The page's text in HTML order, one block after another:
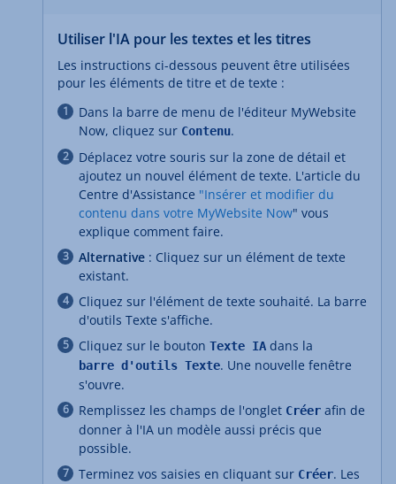
Utiliser l'IA pour les textes et les titres
Les instructions ci-dessous peuvent être utilisées
pour les éléments de titre et de texte :
Dans la barre de menu de l'éditeur MyWebsite
Now, cliquez sur Contenu.
Déplacez votre souris sur la zone de détail et
ajoutez un nouvel élément de texte. L'article du
Centre d'Assistance "Insérer et modifier du
contenu dans votre MyWebsite Now" vous
explique comment faire.
Alternative : Cliquez sur un élément de texte
existant.
Cliquez sur l'élément de texte souhaité. La barre
d'outils Texte s'affiche.
Cliquez sur le bouton Texte IA dans la
barre d'outils Texte. Une nouvelle fenêtre
s'ouvre.
Remplissez les champs de l'onglet Créer afin de
donner à l'IA un modèle aussi précis que
possible.
Terminez vos saisies en cliquant sur Créer. Les